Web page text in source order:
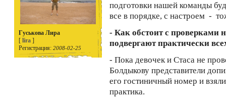
Гуськова Лира
[ lira ]
Регистрация: 2008-02-25
подготовки нашей команды
все в порядке, с настроем -
- Как обстоит с проверками
подвергают практически
- Пока девочек и Стаса не
Болдыкову представители
его гостиничный номер и
практика.